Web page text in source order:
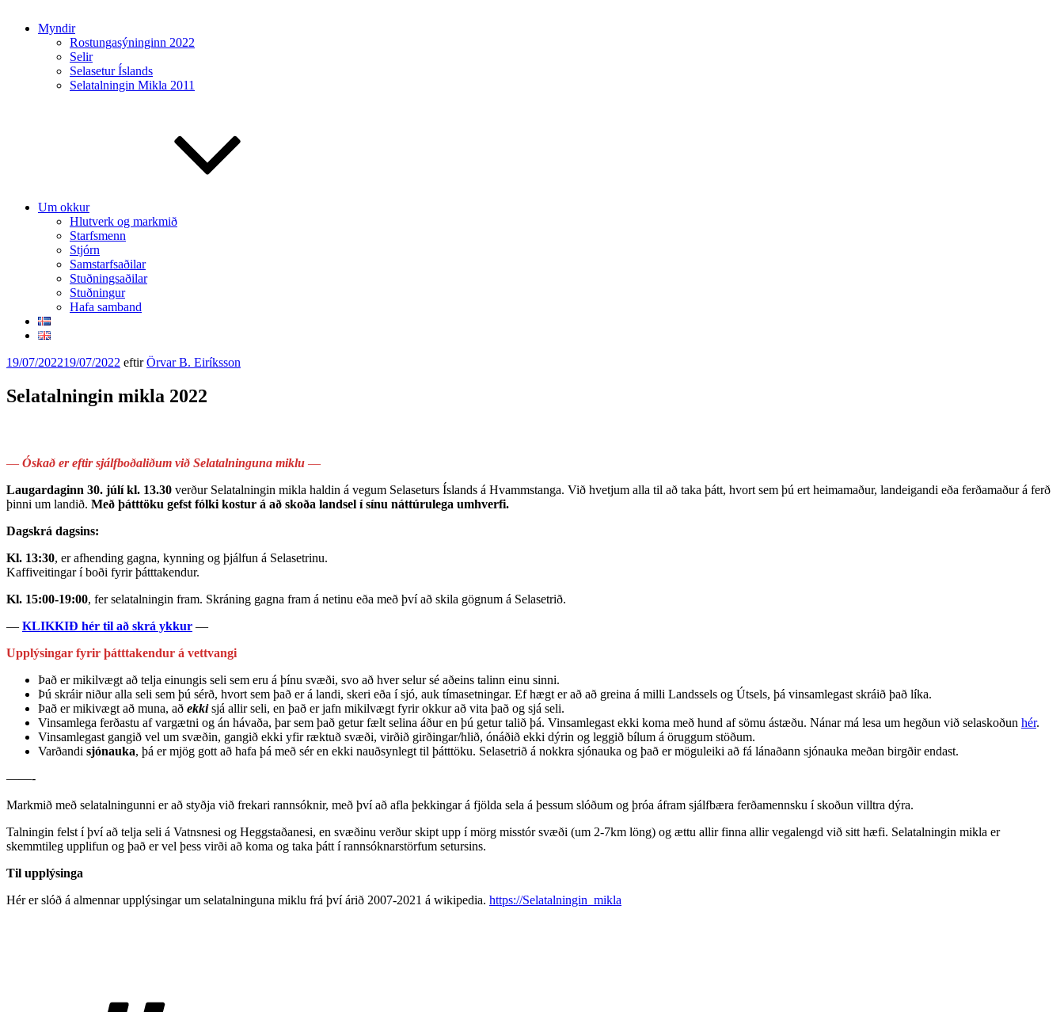
Myndir
Rostungasýninginn 2022
Selir
Selasetur Íslands
Selatalningin Mikla 2011
Um okkur
Hlutverk og markmið
Starfsmenn
Stjórn
Samstarfsaðilar
Stuðningsaðilar
Stuðningur
Hafa samband
Birt
19/07/202219/07/2022 eftirÖrvar B. Eiríksson
Selatalningin mikla 2022
— Óskað er eftir sjálfboðaliðum við Selatalninguna miklu —
Laugardaginn 30. júlí kl. 13.30 verður Selatalningin mikla haldin á vegum Selaseturs Íslands á Hvammstanga. Við hvetjum alla til að taka þátt, hvort sem þú ert heimamaður, landeigandi eða ferðamaður á ferð
þinni um landið. Með þátttöku gefst fólki kostur á að skoða landsel í sínu náttúrulega umhverfi.
Dagskrá dagsins:
Kl. 13:30, er afhending gagna, kynning og þjálfun á Selasetrinu.
Kaffiveitingar í boði fyrir þátttakendur.
Kl. 15:00-19:00, fer selatalningin fram. Skráning gagna fram á netinu eða með því að skila gögnum á Selasetrið.
— KLIKKIÐ hér til að skrá ykkur —
Upplýsingar fyrir þátttakendur á vettvangi
Það er mikilvægt að telja einungis seli sem eru á þínu svæði, svo að hver selur sé aðeins talinn einu sinni.
Þú skráir niður alla seli sem þú sérð, hvort sem það er á landi, skeri eða í sjó, auk tímasetningar. Ef hægt er að að greina á milli Landssels og Útsels, þá vinsamlegast skráið það líka.
Það er mikivægt að muna, að ekkisjá allir seli, en það er jafn mikilvægt fyrir okkur að vita það og sjá seli.
Vinsamlega ferðastu af vargætni og án hávaða, þar sem það getur fælt selina áður en þú getur talið þá. Vinsamlegast ekki koma með hund af sömu ástæðu. Nánar má lesa um hegðun við selaskoðun hér.
Vinsamlegast gangið vel um svæðin, gangið ekki yfir ræktuð svæði, virðið girðingar/hlið, ónáðið ekki dýrin og leggið bílum á öruggum stöðum.
Varðandi sjónauka, þá er mjög gott að hafa þá með sér en ekki nauðsynlegt til þátttöku. Selasetrið á nokkra sjónauka og það er möguleiki að fá lánaðann sjónauka meðan birgðir endast.
——-
Markmið með selatalningunni er að styðja við frekari rannsóknir, með því að afla þekkingar á fjölda sela á þessum slóðum og þróa áfram sjálfbæra ferðamennsku í skoðun villtra dýra.
Talningin felst í því að telja seli á Vatnsnesi og Heggstaðanesi, en svæðinu verður skipt upp í mörg misstór svæði (um 2-7km löng) og ættu allir finna allir vegalengd við sitt hæfi. Selatalningin mikla er
skemmtileg upplifun og það er vel þess virði að koma og taka þátt í rannsóknarstörfum setursins.
Til upplýsinga
Hér er slóð á almennar upplýsingar um selatalninguna miklu frá því árið 2007-2021 á wikipedia. https://Selatalningin_mikla